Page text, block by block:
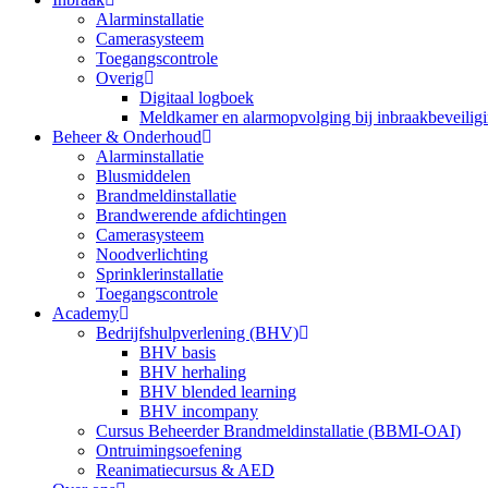
Alarminstallatie
Camerasysteem
Toegangscontrole
Overig
Digitaal logboek
Meldkamer en alarmopvolging bij
Beheer & Onderhoud
Alarminstallatie
Blusmiddelen
Brandmeldinstallatie
Brandwerende afdichtingen
Camerasysteem
Noodverlichting
Sprinklerinstallatie
Toegangscontrole
Academy
Bedrijfshulpverlening (BHV)
BHV basis
BHV herhaling
BHV blended learning
BHV incompany
Cursus Beheerder Brandmeldinstallatie (BBMI-OAI)
Ontruimingsoefening
Reanimatiecursus & AED